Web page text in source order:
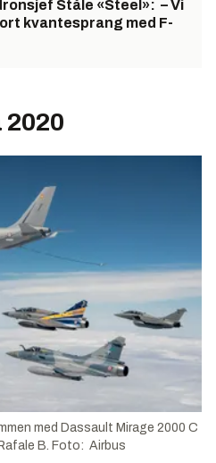
Ståle «Steel»: – Vi
kvantesprang med F-
med Dassault Mirage 2000 C
B. Foto: Airbus